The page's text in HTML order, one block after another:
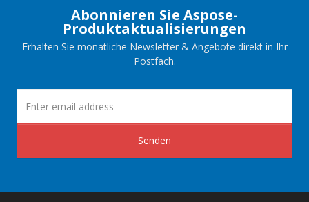
Abonnieren Sie Aspose-
Produktaktualisierungen
Erhalten Sie monatliche Newsletter & Angebote direkt in Ihr
Postfach.
Senden